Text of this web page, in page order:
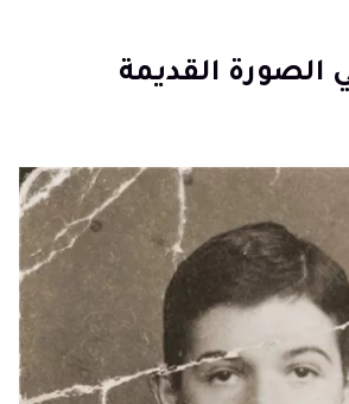
إزالة خدوش الصور باستخدام برنامج تحسين
الاصطناعي
ما هي الصورة القديمة